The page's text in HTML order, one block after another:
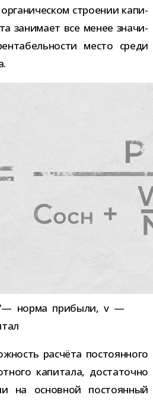
стро­е­нии капи­
зани­мает все менее зна­чи­
место среди
норма при­были, v —
рас­чёта посто­ян­ного
капи­тала, доста­точно
на основ­ной посто­ян­ный